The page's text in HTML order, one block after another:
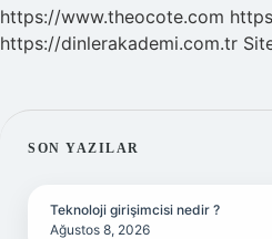
https://www.theocote.com
https://dinlerakademi.com.tr
SIDEBAR
SON YAZILAR
Teknoloji girişimcisi nedir ?
Ağustos 8, 2026